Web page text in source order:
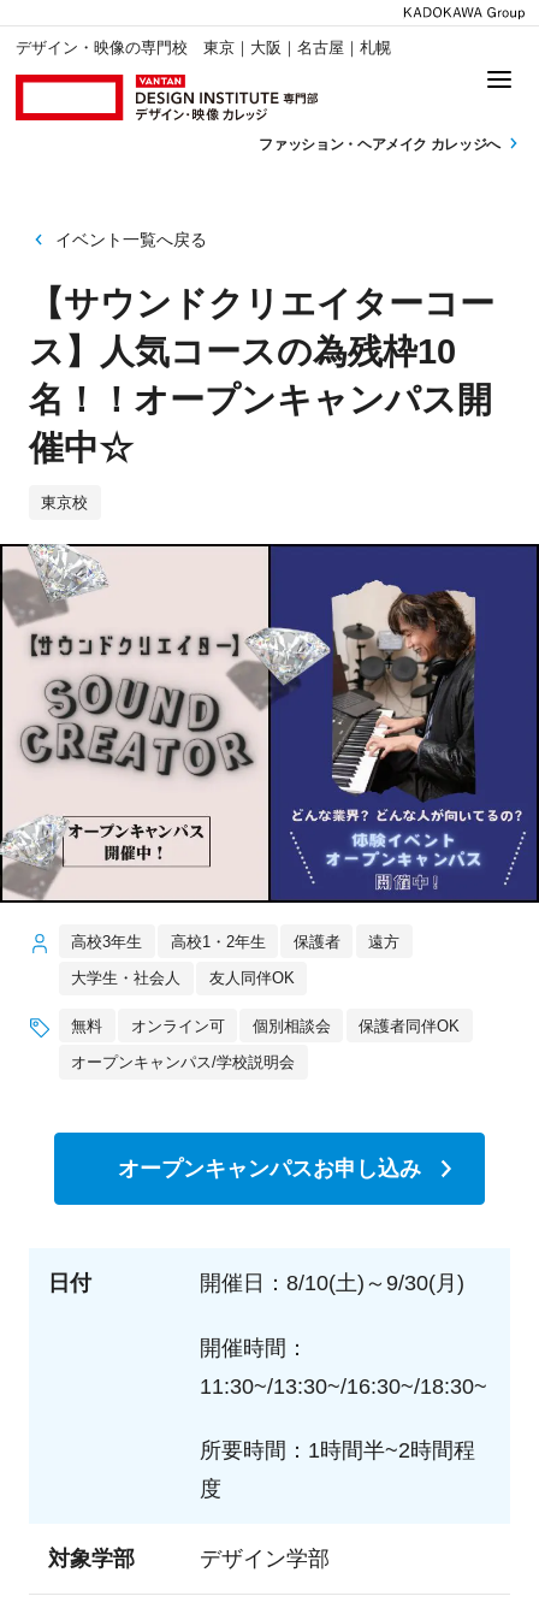
デザイン・映像の専門校 東京｜大阪｜名古屋｜札幌
ファッション・ ヘアメイク カレッジへ
イベント一覧へ戻る
【サウンドクリエイターコー
ス】人気コースの為残枠10
名！！オープンキャンパス開
催中☆
東京校
高校3年生 高校1・2年生 保護者 遠方
大学生・社会人 友人同伴OK
無料 オンライン可 個別相談会 保護者同伴OK
オープンキャンパス/学校説明会
オープンキャンパスお申し込み
日付 開催日：8/10(土)～9/30(月)
開催時間：
11:30~/13:30~/16:30~/18:30~
所要時間：1時間半~2時間程
度
対象学部 デザイン学部